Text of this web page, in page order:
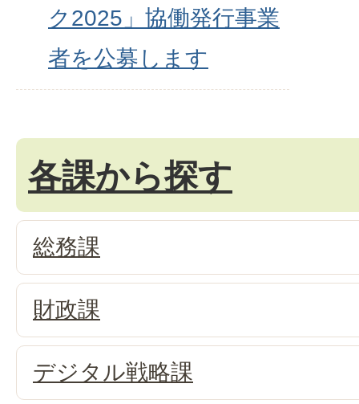
ク2025」協働発行事業
者を公募します
各課から探す
総務課
財政課
デジタル戦略課